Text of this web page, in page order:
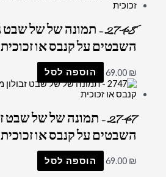
השבטים על קנבס או זכוכית
69.00 ₪ הוספה לסל
השבטים על קנבס או זכוכית
69.00 ₪ הוספה לסל